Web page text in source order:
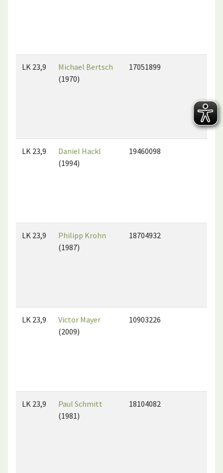
LK 23,9
Michael Bertsch
(1970)
17051899
LK 23,9
Daniel Hackl
(1994)
19460098
LK 23,9
Philipp Krohn
(1987)
18704932
LK 23,9
Victor Mayer
(2009)
10903226
LK 23,9
Paul Schmitt
(1981)
18104082